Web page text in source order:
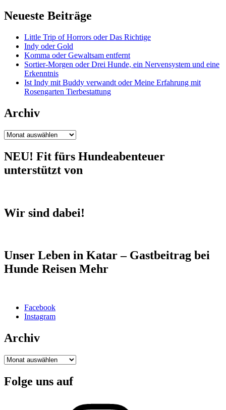
Neueste Beiträge
Little Trip of Horrors oder Das Richtige
Indy oder Gold
Komma oder Gewaltsam entfernt
Sortier-Morgen oder Drei Hunde, ein Nervensystem und eine
Erkenntnis
Ist Indy mit Buddy verwandt oder Meine Erfahrung mit
Rosengarten Tierbestattung
Archiv
Archiv
NEU! Fit fürs Hundeabenteuer
unterstützt von
Wir sind dabei!
Unser Leben in Katar – Gastbeitrag bei
Hunde Reisen Mehr
Facebook
Instagram
Archiv
Archiv
Folge uns auf